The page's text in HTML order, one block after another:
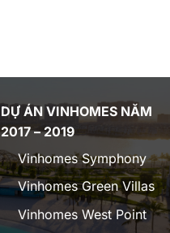
DỰ ÁN VINHOMES NĂM
2017 – 2019
Vinhomes Symphony
Vinhomes Green Villas
Vinhomes West Point